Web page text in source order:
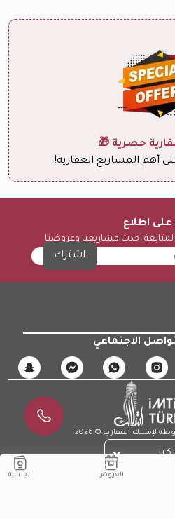
العروض الجنسية
حصرية 🎁
أهم المشاريع العقارية!
على اطلاع
لمتابعة أحدث مشاريعنا وعروضنا
اشترك
الاجتماعي
العقارية © 2026